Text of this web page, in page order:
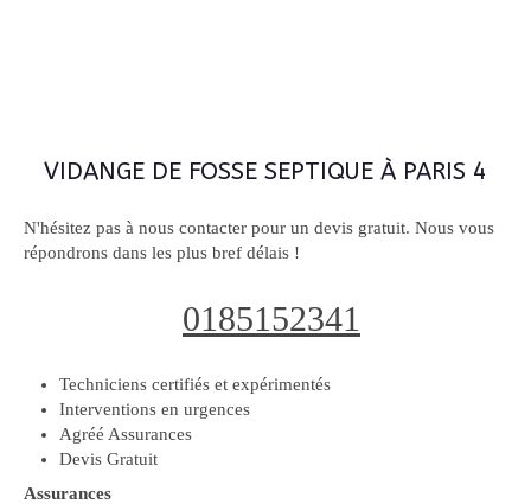
VIDANGE DE FOSSE SEPTIQUE À PARIS 4
N'hésitez pas à nous contacter pour un devis gratuit. Nous vous
répondrons dans les plus bref délais !
0185152341
Techniciens certifiés et expérimentés
Interventions en urgences
Agréé Assurances
Devis Gratuit
Assurances